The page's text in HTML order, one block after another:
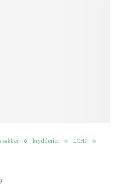
sukker krydderier
LCHF